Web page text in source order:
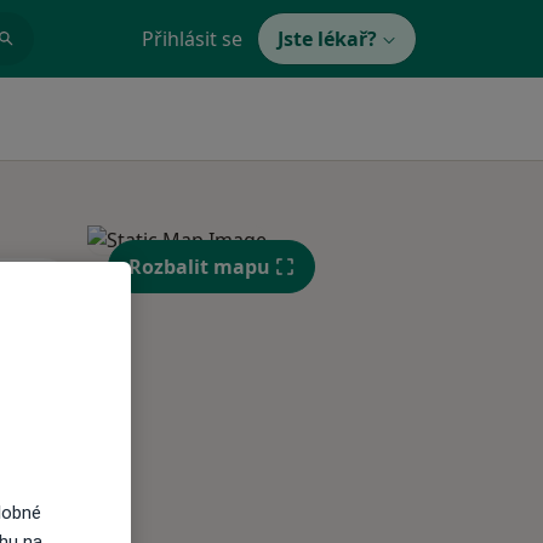
Přihlásit se Jste lékař?
So Ne
Rozbalit mapu